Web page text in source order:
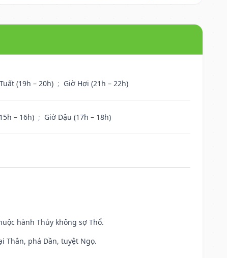
(19h – 20h) ; Giờ Hợi (21h – 22h)
– 16h) ; Giờ Dậu (17h – 18h)
hành Thủy không sợ Thổ.
Thân, phá Dần, tuyệt Ngọ.